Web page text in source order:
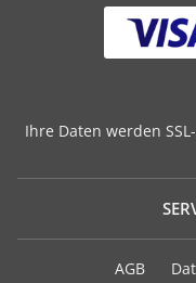
Ihre Daten werden
AGB